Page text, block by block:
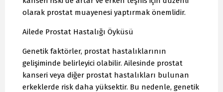
olarak prostat muayenesi yaptırmak önemlidir.
Ailede Prostat Hastalığı Öyküsü
Genetik faktörler, prostat hastalıklarının
gelişiminde belirleyici olabilir. Ailesinde prostat
kanseri veya diğer prostat hastalıkları bulunan
erkeklerde risk daha yüksektir. Bu nedenle, genetik